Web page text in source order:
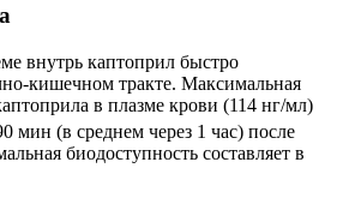
внутрь каптоприл быстро
кишечном тракте. Максимальная
в плазме крови (114 нг/мл)
мин (в среднем через 1 час) после
биодоступность составляет в